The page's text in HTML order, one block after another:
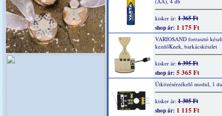
kisker ár: 1 365 Ft
shop ár: 1 175 Ft
VARIOSAND forrasztó
kezdőKnek, barkácskészlet
kisker ár: 6 395 Ft
shop ár: 5 365 Ft
Ütközésérzékelő modul, 1
kisker ár: 1 305 Ft
shop ár: 1 115 Ft